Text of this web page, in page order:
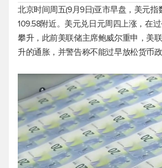
北京时间周五(9月9日)亚市早盘， 美元指
109.58附近。 美元兑日元周四上涨，在
攀升，此前美联储主席鲍威尔重申，美
升的通胀，并警告称不能过早放松货币政